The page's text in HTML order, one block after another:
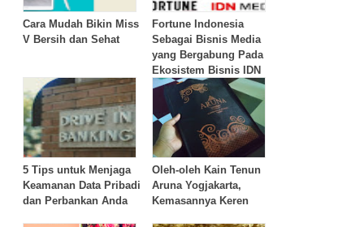
Cara Mudah Bikin Miss
V Bersih dan Sehat
Fortune Indonesia
Sebagai Bisnis Media
yang Bergabung Pada
Ekosistem Bisnis IDN
Media
5 Tips untuk Menjaga
Keamanan Data Pribadi
dan Perbankan Anda
Oleh-oleh Kain Tenun
Aruna Yogjakarta,
Kemasannya Keren